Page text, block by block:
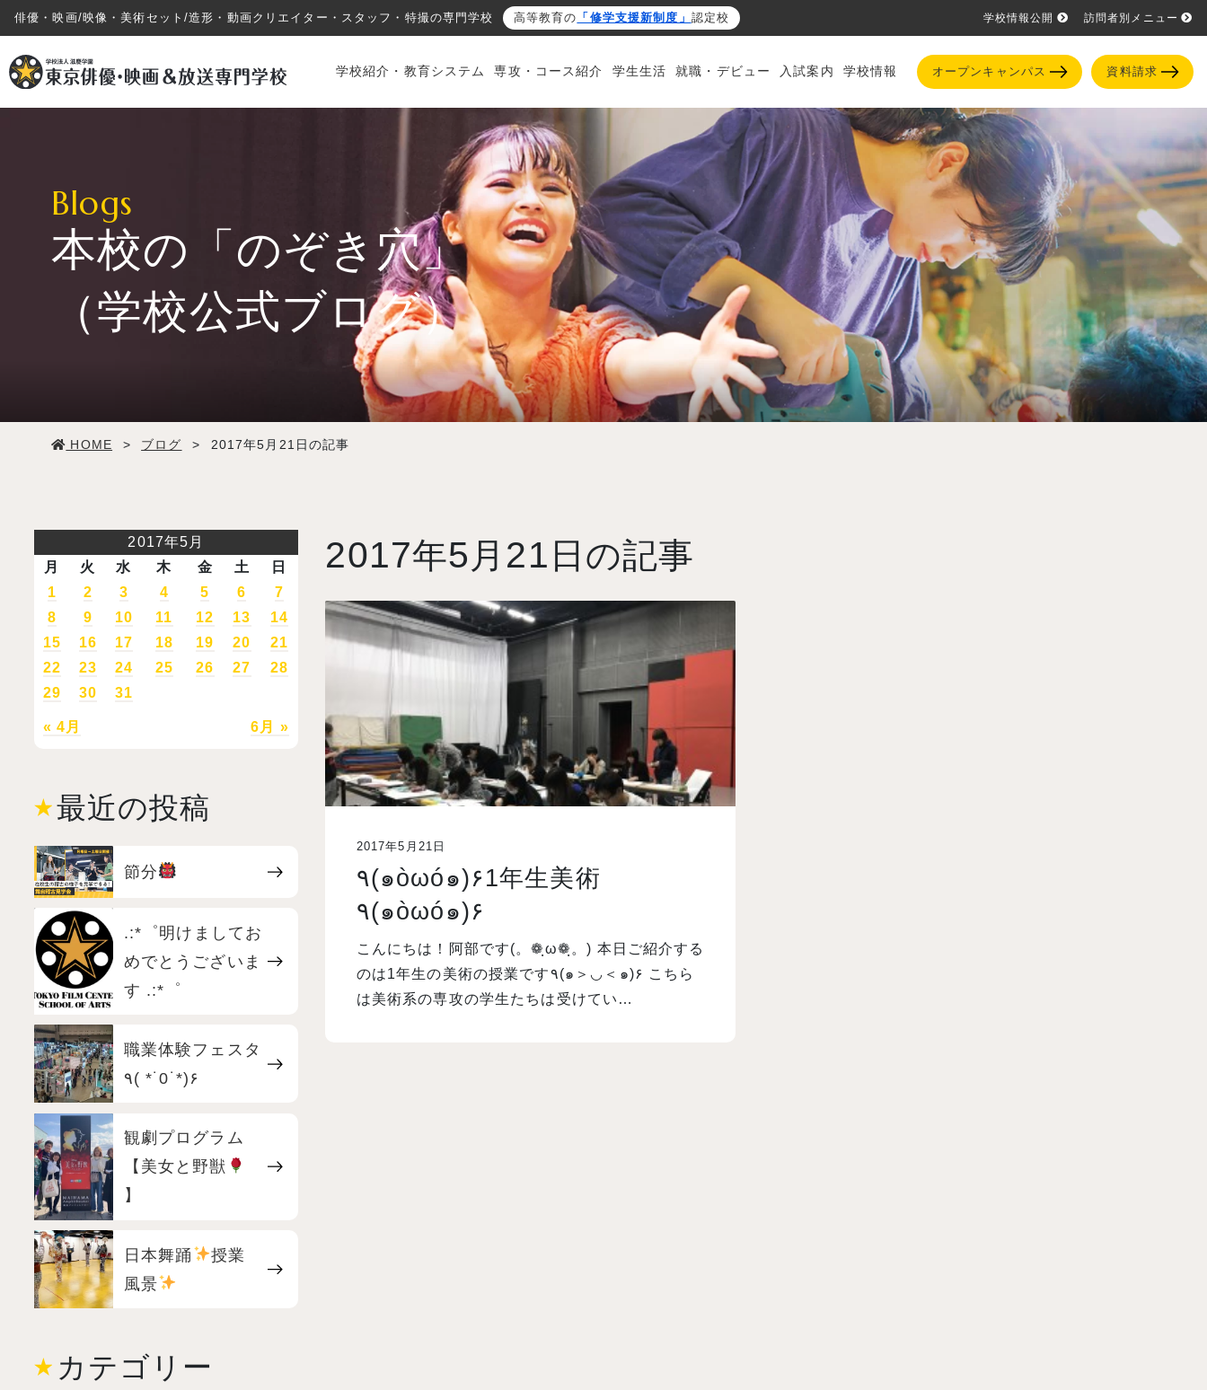
俳優・映画/映像・美術セット/造形・動画クリエイター・スタッフ・特撮の専門学校 高等教育の 「修学支援新制度」 認定校 学校情報公開 訪問者別メニュー
学校紹介・教育システム 専攻・コース紹介 学生生活 就職・デビュー 入試案内 学校情報 オープンキャンパス 資料請求
専攻・コース紹介
入試案内
学校情報
オープンキャンパス
訪問者別メニュー
Blogs
本校の「のぞき穴」
（学校公式ブログ）
HOME > ブログ > 2017年5月21日の記事
2017年5 月 21 日の記事
2017年5月21日
٩(๑òωó๑)۶1年生美術
٩(๑òωó๑)۶
こんにちは！阿部です(。❁ฺω❁ฺ。) 本日ご紹介する
のは1年生の美術の授業です٩(๑＞◡＜๑)۶ こちら
は美術系の専攻の学生たちは受けてい…
2017年5月
月
火 水 木 金 土 日
« 4月 6月 »
1 2 3 4 5 6
7
8
9 10 11 12 13
14
15
16 17 18 19 20
21
22
23 24 25 26 27
28
29
30 31
最近の投稿
節分
.:*゜明けましてお
めでとうございま
す .:*゜
職業体験フェスタ
٩( *˙0˙*)۶
観劇プログラム
【美女と野獣
】
日本舞踊
授業
風景
カテゴリー